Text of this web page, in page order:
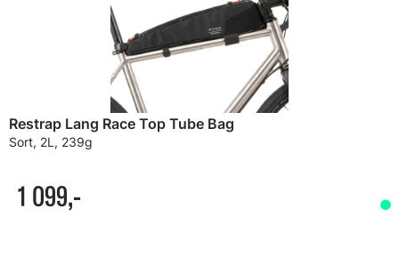
Restrap Lang Race Top Tube Bag
Sort, 2L, 239g
1 099,-